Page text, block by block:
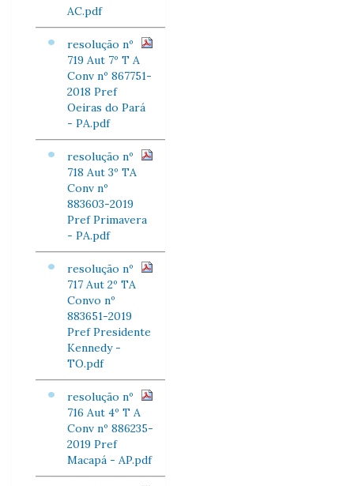
AC.pdf
resolução nº
719 Aut 7º T A
Conv nº 867751-
2018 Pref
Oeiras do Pará
- PA.pdf
resolução nº
718 Aut 3º TA
Conv nº
883603-2019
Pref Primavera
- PA.pdf
resolução nº
717 Aut 2º TA
Convo nº
883651-2019
Pref Presidente
Kennedy -
TO.pdf
resolução nº
716 Aut 4º T A
Conv nº 886235-
2019 Pref
Macapá - AP.pdf